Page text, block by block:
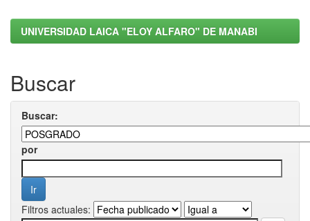
UNIVERSIDAD LAICA "ELOY ALFARO" DE MANABI
Buscar
Buscar:
por
Filtros actuales: